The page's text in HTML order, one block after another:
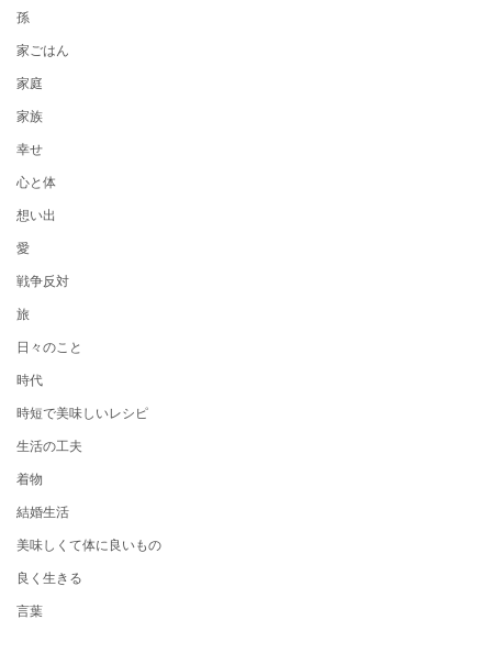
孫
家ごはん
家庭
家族
幸せ
心と体
想い出
愛
戦争反対
旅
日々のこと
時代
時短で美味しいレシピ
生活の工夫
着物
結婚生活
美味しくて体に良いもの
良く生きる
言葉